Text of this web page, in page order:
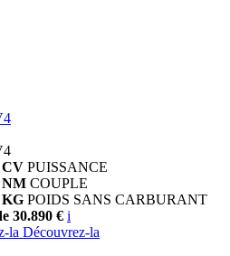
CV PUISSANCE
NM COUPLE
KG POIDS SANS CARBURANT
30.890 € i
la Découvrez-la